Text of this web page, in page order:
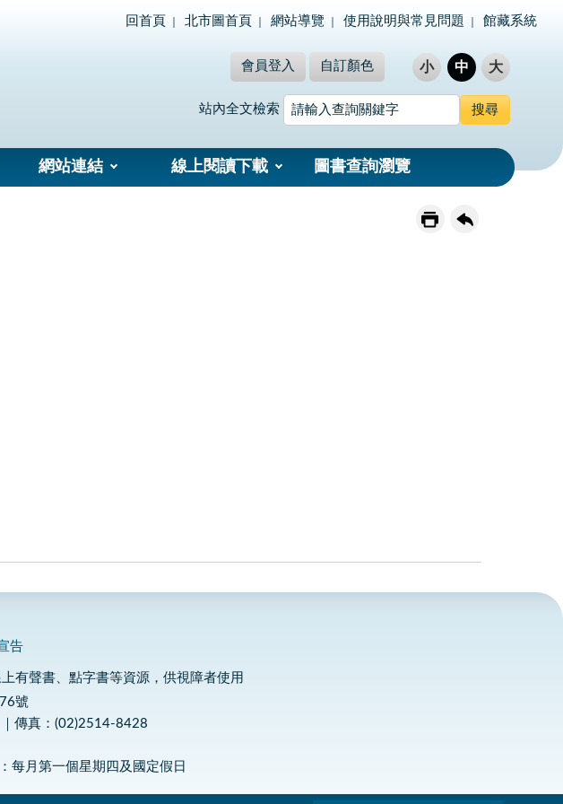
回首頁 北市圖首頁 網站導覽 使用說明與常見問題 館藏系統
會員登入 自訂顏色 小 中 大
站內全文檢索
網站連結 線上閱讀下載 圖書查詢瀏覽
告
有聲書、點字書等資源，供視障者使用
號
傳真：(02)2514-8428
每月第一個星期四及國定假日